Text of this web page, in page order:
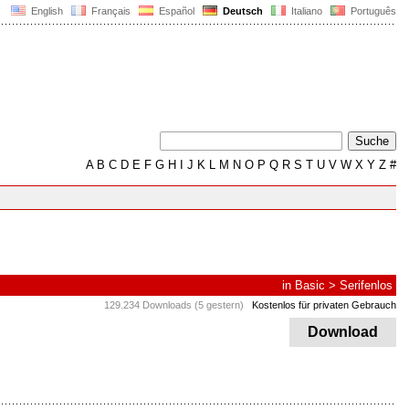
English Français Español Deutsch Italiano Português
AB C D E F G H J K L M N O P Q R S T U V W X Y Z #
in Basic > Serifenlos
129.234 Downloads (5 gestern) Kostenlos für privaten Gebrauch
Download